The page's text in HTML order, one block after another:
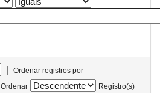
|
Ordenar registros por
Ordenar
Registro(s)